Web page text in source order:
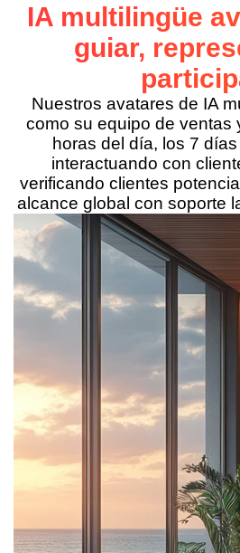
IA multilingüe
guiar,
Nuestros avatares de IA
como su equipo de ventas
horas del día, los 7
interactuando con
verificando clientes
alcance global con soporte